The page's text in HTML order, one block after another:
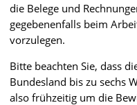
die Belege und
gegebenenfalls beim
vorzulegen.
Bitte beachten Sie, dass
Bundesland bis zu sechs
also frühzeitig um die